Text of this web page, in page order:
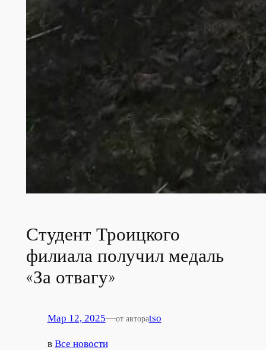
Студент Троицкого
филиала получил медаль
«За отвагу»
Мар 12, 2025—от автораtso
в Все новости